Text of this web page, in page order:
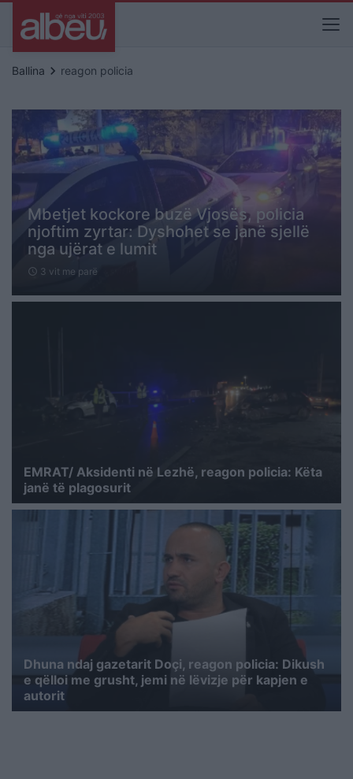
Ballina keyboard_arrow_right reagon policia
Mbetjet kockore buzë Vjosës, policia
njoftim zyrtar: Dyshohet se janë sjellë
nga ujërat e lumit
schedule 3 vit me parë
EMRAT/ Aksidenti në Lezhë, reagon policia: Këta
janë të plagosurit
Dhuna ndaj gazetarit Doçi, reagon policia: Dikush
e qëlloi me grusht, jemi në lëvizje për kapjen e
autorit